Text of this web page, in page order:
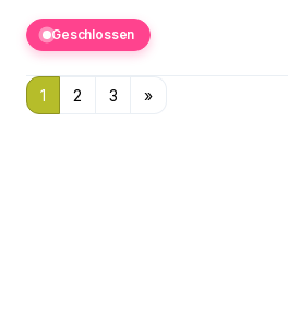
Geschlossen
1 2 3 »